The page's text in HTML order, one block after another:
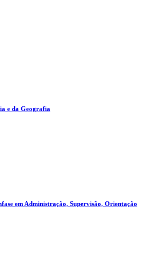
e da Geografia
em Administração, Supervisão, Orientação